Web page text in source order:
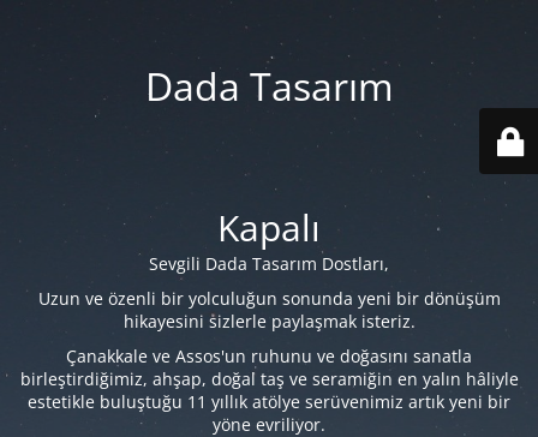
Dada Tasarım
Kapalı
Sevgili Dada Tasarım Dostları,
Uzun ve özenli bir yolculuğun sonunda yeni bir dönüşüm
hikayesini sizlerle paylaşmak isteriz.
Çanakkale ve Assos'un ruhunu ve doğasını sanatla
birleştirdiğimiz, ahşap, doğal taş ve seramiğin en yalın hâliyle
estetikle buluştuğu 11 yıllık atölye serüvenimiz artık yeni bir
yöne evriliyor.